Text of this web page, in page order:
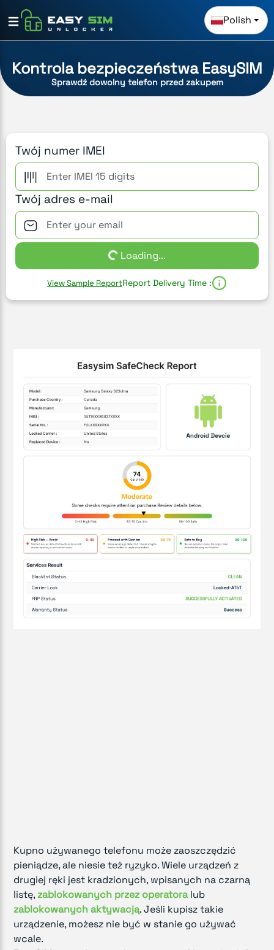
Polish
Kontrola bezpieczeństwa EasySIM
Sprawdź dowolny telefon przed zakupem
Twój numer IMEI
Twój adres e-mail
Loading...
View Sample ReportReport Delivery Time :
Kupno używanego telefonu może zaoszczędzić
pieniądze, ale niesie też ryzyko. Wiele urządzeń z
drugiej ręki jest kradzionych, wpisanych na czarną
listę, zablokowanych przez operatoralub
zablokowanych aktywacją. Jeśli kupisz takie
urządzenie, możesz nie być w stanie go używać
wcale.